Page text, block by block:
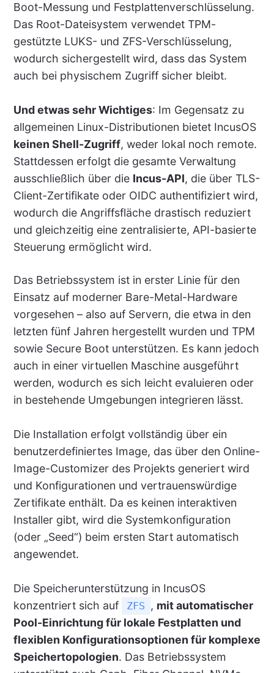
Boot-Messung und Festplattenverschlüsselung.
Das Root-Dateisystem verwendet TPM-
gestützte LUKS- und ZFS-Verschlüsselung,
wodurch sichergestellt wird, dass das System
auch bei physischem Zugriff sicher bleibt.
Und etwas sehr Wichtiges: Im Gegensatz zu
allgemeinen Linux-Distributionen bietet IncusOS
keinen Shell-Zugriff, weder lokal noch remote.
Stattdessen erfolgt die gesamte Verwaltung
ausschließlich über die Incus-API, die über TLS-
Client-Zertifikate oder OIDC authentifiziert wird,
wodurch die Angriffsfläche drastisch reduziert
und gleichzeitig eine zentralisierte, API-basierte
Steuerung ermöglicht wird.
Das Betriebssystem ist in erster Linie für den
Einsatz auf moderner Bare-Metal-Hardware
vorgesehen – also auf Servern, die etwa in den
letzten fünf Jahren hergestellt wurden und TPM
sowie Secure Boot unterstützen. Es kann jedoch
auch in einer virtuellen Maschine ausgeführt
werden, wodurch es sich leicht evaluieren oder
in bestehende Umgebungen integrieren lässt.
Die Installation erfolgt vollständig über ein
benutzerdefiniertes Image, das über den Online-
Image-Customizer des Projekts generiert wird
und Konfigurationen und vertrauenswürdige
Zertifikate enthält. Da es keinen interaktiven
Installer gibt, wird die Systemkonfiguration
(oder „Seed“) beim ersten Start automatisch
angewendet.
Die Speicherunterstützung in IncusOS
konzentriert sich auf
ZFS , mit automatischer
Pool-Einrichtung für lokale Festplatten und
flexiblen Konfigurationsoptionen für komplexe
Speichertopologien. Das Betriebssystem